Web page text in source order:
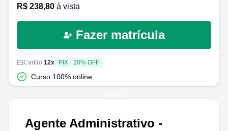
Agente Administrativo -
R$ 238,80 à vista
Fazer matrícula
Cartão 12x PIX · 20% OFF
Curso 100% online